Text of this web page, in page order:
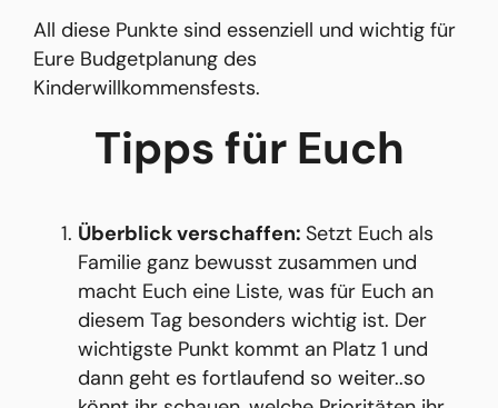
All diese Punkte sind essenziell und wichtig für
Eure Budgetplanung des
Kinderwillkommensfests.
Tipps für Euch
Überblick verschaffen: Setzt Euch als
Familie ganz bewusst zusammen und
macht Euch eine Liste, was für Euch an
diesem Tag besonders wichtig ist. Der
wichtigste Punkt kommt an Platz 1 und
dann geht es fortlaufend so weiter..so